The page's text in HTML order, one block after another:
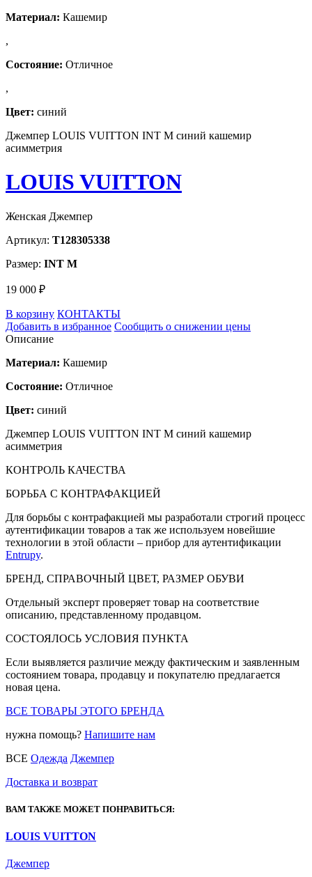
Материал: Кашемир
,
Состояние: Отличное
,
Цвет: синий
Джемпер LOUIS VUITTON INT M синий кашемир
асимметрия
LOUIS VUITTON
Женская Джемпер
Артикул: T128305338
Размер: INT M
19 000 ₽
В корзину КОНТАКТЫ
Добавить в избранное Сообщить о снижении цены
Описание
Материал: Кашемир
Состояние: Отличное
Цвет: синий
Джемпер LOUIS VUITTON INT M синий кашемир
асимметрия
КОНТРОЛЬ КАЧЕСТВА
БОРЬБА С КОНТРАФАКЦИЕЙ
Для борьбы с контрафакцией мы разработали строгий процесс
аутентификации товаров а так же используем новейшие
технологии в этой области – прибор для аутентификации
Entrupy.
БРЕНД, СПРАВОЧНЫЙ ЦВЕТ, РАЗМЕР ОБУВИ
Отдельный эксперт проверяет товар на соответствие
описанию, представленному продавцом.
СОСТОЯЛОСЬ УСЛОВИЯ ПУНКТА
Если выявляется различие между фактическим и заявленным
состоянием товара, продавцу и покупателю предлагается
новая цена.
ВСЕ ТОВАРЫ ЭТОГО БРЕНДА
нужна помощь? Напишите нам
ВСЕ Одежда Джемпер
Доставка и возврат
ВАМ ТАКЖЕ МОЖЕТ ПОНРАВИТЬСЯ:
LOUIS VUITTON
Джемпер